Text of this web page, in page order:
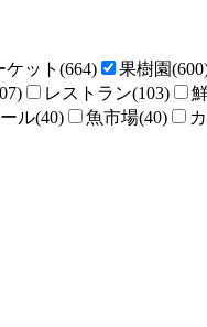
ケット(664) 果樹園
レストラン(103)
ル(40) 魚市場(40)